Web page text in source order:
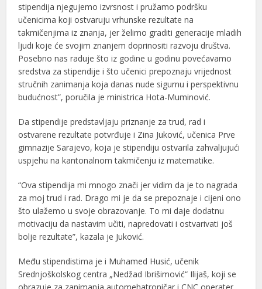
stipendija njegujemo izvrsnost i pružamo podršku
učenicima koji ostvaruju vrhunske rezultate na
takmičenjima iz znanja, jer želimo graditi generacije mladih
ljudi koje će svojim znanjem doprinositi razvoju društva.
Posebno nas raduje što iz godine u godinu povećavamo
sredstva za stipendije i što učenici prepoznaju vrijednost
stručnih zanimanja koja danas nude sigurnu i perspektivnu
budućnost”, poručila je ministrica Hota-Muminović.
Da stipendije predstavljaju priznanje za trud, rad i
ostvarene rezultate potvrđuje i Zina Juković, učenica Prve
gimnazije Sarajevo, koja je stipendiju ostvarila zahvaljujući
uspjehu na kantonalnom takmičenju iz matematike.
“Ova stipendija mi mnogo znači jer vidim da je to nagrada
za moj trud i rad. Drago mi je da se prepoznaje i cijeni ono
što ulažemo u svoje obrazovanje. To mi daje dodatnu
motivaciju da nastavim učiti, napredovati i ostvarivati još
bolje rezultate”, kazala je Juković.
Među stipendistima je i Muhamed Husić, učenik
Srednjoškolskog centra „Nedžad Ibrišimović“ Ilijaš, koji se